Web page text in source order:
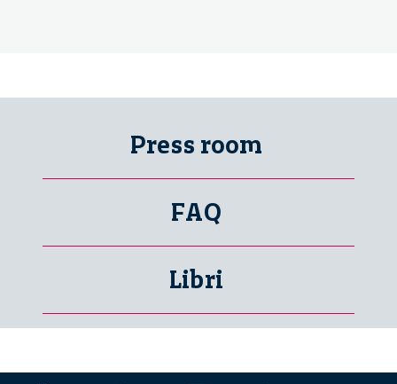
Press room
FAQ
Libri